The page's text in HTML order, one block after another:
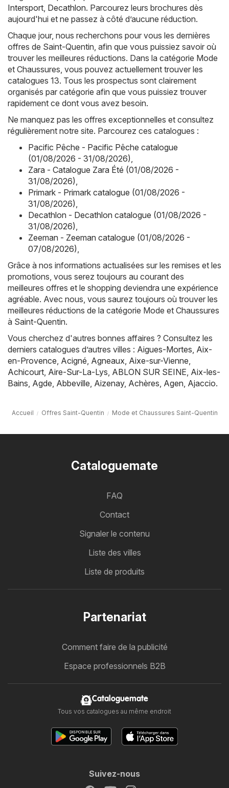
Intersport, Decathlon. Parcourez leurs brochures dès
aujourd'hui et ne passez à côté d’aucune réduction.
Chaque jour, nous recherchons pour vous les dernières
offres de Saint-Quentin, afin que vous puissiez savoir où
trouver les meilleures réductions. Dans la catégorie Mode
et Chaussures, vous pouvez actuellement trouver les
catalogues 13. Tous les prospectus sont clairement
organisés par catégorie afin que vous puissiez trouver
rapidement ce dont vous avez besoin.
Ne manquez pas les offres exceptionnelles et consultez
régulièrement notre site. Parcourez ces catalogues :
Pacific Pêche - Pacific Pêche catalogue
(01/08/2026 - 31/08/2026),
Zara - Catalogue Zara Été (01/08/2026 -
31/08/2026),
Primark - Primark catalogue (01/08/2026 -
31/08/2026),
Decathlon - Decathlon catalogue (01/08/2026 -
31/08/2026),
Zeeman - Zeeman catalogue (01/08/2026 -
07/08/2026),
Grâce à nos informations actualisées sur les remises et les
promotions, vous serez toujours au courant des
meilleures offres et le shopping deviendra une expérience
agréable. Avec nous, vous saurez toujours où trouver les
meilleures réductions de la catégorie Mode et Chaussures
à Saint-Quentin.
Vous cherchez d'autres bonnes affaires ? Consultez les
derniers catalogues d’autres villes : Aigues-Mortes, Aix-
en-Provence, Acigné, Agneaux, Aixe-sur-Vienne,
Achicourt, Aire-Sur-La-Lys, ABLON SUR SEINE, Aix-les-
Bains, Agde, Abbeville, Aizenay, Achères, Agen, Ajaccio.
Accueil Offres Saint-Quentin Mode et Chaussures Saint-Quentin
Cataloguemate
FAQ
Contact
Signaler le contenu
Liste des villes
Liste de produits
Partenariat
Comment faire de la publicité
Espace professionnels B2B
Cataloguemate
Tous vos catalogues au même endroit
Suivez-nous